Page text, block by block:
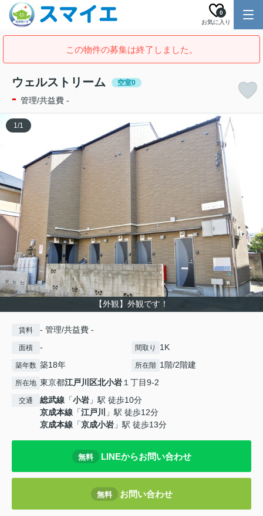
お気に入り
0
この物件の募集は終了しました。
ウェルストリーム 空室0
- 管理/共益費 -
【外観】外観です！
1/1
賃料 - 管理/共益費 -
面積 - 間取り 1K
築年数 築18年 所在階 1階/2階建
所在地 東京都江戸川区北小岩１丁目9-2
交通 総武線 「小岩 」駅 徒歩10分
京成本線 「江戸川
」駅 徒歩12分
京成本線 「京成小岩 」駅 徒歩13分
無料 LINEからお問い合わせ
無料 お問い合わせ